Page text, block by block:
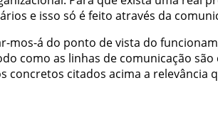
e isso só éfeito através da
mos-á do ponto devista do
como as linhas de comunicação são
concretos citados acima a relevância